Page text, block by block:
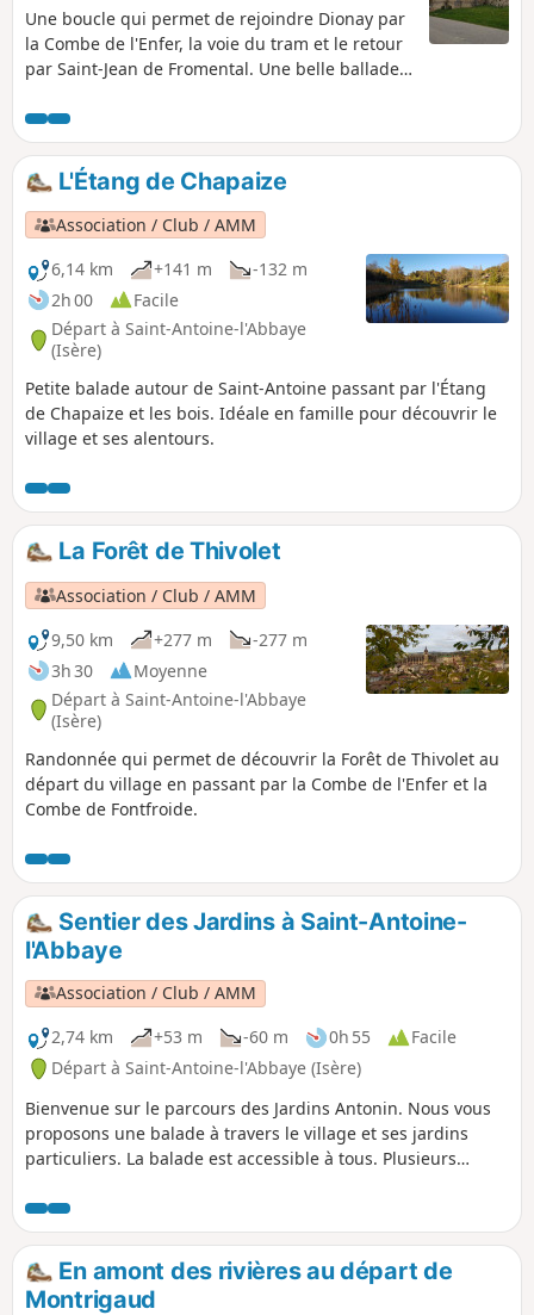
Une boucle qui permet de rejoindre Dionay par
la Combe de l'Enfer, la voie du tram et le retour
par Saint-Jean de Fromental. Une belle ballade
patrimoine.
L'Étang de Chapaize
Association / Club / AMM
6,14 km
+141 m
-132 m
2h 00
Facile
Départ à Saint-Antoine-l'Abbaye
(Isère)
Petite balade autour de Saint-Antoine passant par l'Étang
de Chapaize et les bois. Idéale en famille pour découvrir le
village et ses alentours.
La Forêt de Thivolet
Association / Club / AMM
9,50 km
+277 m
-277 m
3h 30
Moyenne
Départ à Saint-Antoine-l'Abbaye
(Isère)
Randonnée qui permet de découvrir la Forêt de Thivolet au
départ du village en passant par la Combe de l'Enfer et la
Combe de Fontfroide.
Sentier des Jardins à Saint-Antoine-
l'Abbaye
Association / Club / AMM
2,74 km
+53 m -60 m 0h 55
Facile
Départ à Saint-Antoine-l'Abbaye (Isère)
Bienvenue sur le parcours des Jardins Antonin. Nous vous
proposons une balade à travers le village et ses jardins
particuliers. La balade est accessible à tous. Plusieurs
veuillez respecter les lieux et ne pas empiéter dans les
jardins.
En amont des rivières au départ de
Montrigaud